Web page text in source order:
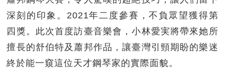
深刻的印象。2021年二度參賽，不負眾望獲得第
四獎。此次首度訪臺音樂會，小林愛実將帶來她所
擅長的舒伯特及蕭邦作品，讓臺灣引頸期盼的樂迷
終於能一窺這位天才鋼琴家的實際面貌。